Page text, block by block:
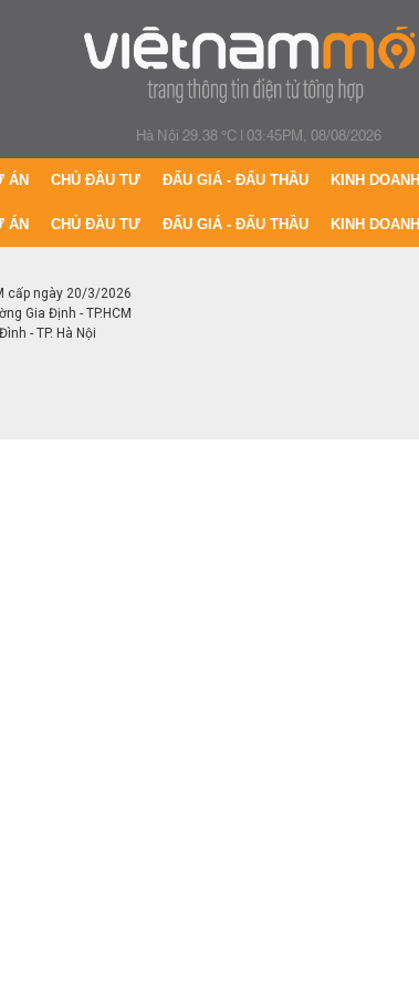
Hà Nội 29.38 °C|03:45PM, 08/08/2026
ÁN CHỦ ĐẦU TƯ ĐẤU GIÁ - ĐẤU THẦU KINH DOANH
ÁN CHỦ ĐẦU TƯ ĐẤU GIÁ - ĐẤU THẦU KINH DOANH
cấp ngày 20/3/2026
Gia Định - TP.HCM
- TP. Hà Nội